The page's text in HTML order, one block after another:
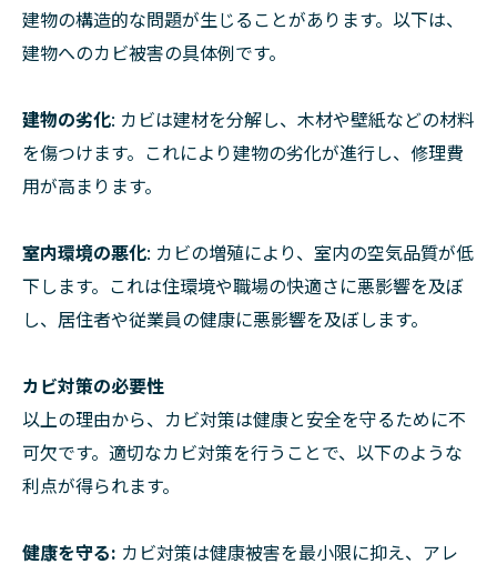
建物の構造的な問題が生じることがあります。以下は、
建物へのカビ被害の具体例です。
建物の劣化: カビは建材を分解し、木材や壁紙などの材料
を傷つけます。これにより建物の劣化が進行し、修理費
用が高まります。
室内環境の悪化: カビの増殖により、室内の空気品質が低
下します。これは住環境や職場の快適さに悪影響を及ぼ
し、居住者や従業員の健康に悪影響を及ぼします。
カビ対策の必要性
以上の理由から、カビ対策は健康と安全を守るために不
可欠です。適切なカビ対策を行うことで、以下のような
利点が得られます。
健康を守る: カビ対策は健康被害を最小限に抑え、アレ